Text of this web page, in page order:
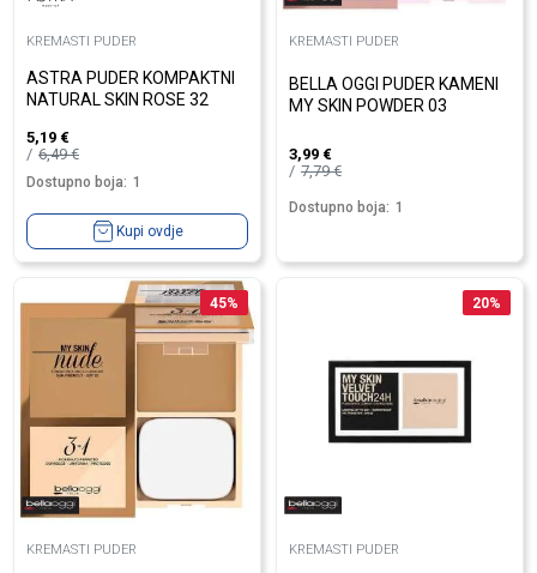
KREMASTI PUDER
ASTRA PUDER KOMPAKTNI
NATURAL SKIN ROSE 32
5,19 €
6,49€
Dostupno boja: 1
Kupi ovdje
KREMASTI PUDER
BELLA OGGI PUDER KAMENI
MY SKIN POWDER 03
3,99 €
7,79€
Dostupno boja: 1
45%
KREMASTI PUDER
20%
KREMASTI PUDER